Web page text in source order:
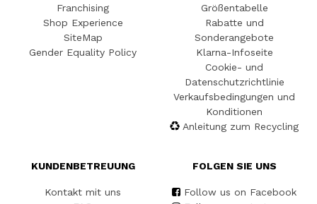
Franchising
Shop Experience
SiteMap
Gender Equality Policy
Größentabelle
Rabatte und
Sonderangebote
Klarna-Infoseite
Cookie- und
Datenschutzrichtlinie
Verkaufsbedingungen und
Konditionen
Anleitung zum Recycling
KUNDENBETREUUNG
Kontakt mit uns
FOLGEN SIE UNS
Follow us on Facebook